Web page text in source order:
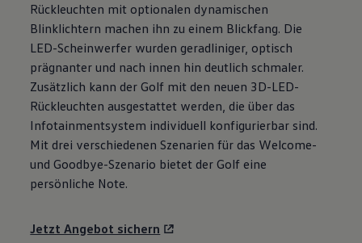
Motorenöl und Flüssigkeiten
Räder und Reifen
Pannen- und Unfallhilfe
Economy Service
Volkswagen Teile
Zubehör
Modellspezifisches Zubehör
Schutz und Pflege
Transport
Entertainment und Elektronik
Individualisieren
Wallbox und Ladekabel
Digitale Extras
Handy und Fahrzeug verbinden
Rückleuchten mit optionalen dynamischen
Blinklichtern machen ihn zu einem Blickfang. Die
LED-Scheinwerfer wurden geradliniger, optisch
prägnanter und nach innen hin deutlich schmaler.
Zusätzlich kann der Golf mit den neuen 3D-LED-
Rückleuchten ausgestattet werden, die über das
Infotainmentsystem individuell konfigurierbar sind.
Mit drei verschiedenen Szenarien für das Welcome-
und Goodbye-Szenario bietet der Golf eine
persönliche Note.
Jetzt Angebot sichern